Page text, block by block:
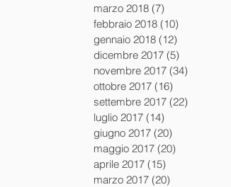
marzo 2018 (7)
febbraio 2018 (10)
gennaio 2018 (12)
dicembre 2017 (5)
novembre 2017 (34)
ottobre 2017 (16)
settembre 2017 (22)
luglio 2017 (14)
giugno 2017 (20)
maggio 2017 (20)
aprile 2017 (15)
marzo 2017 (20)